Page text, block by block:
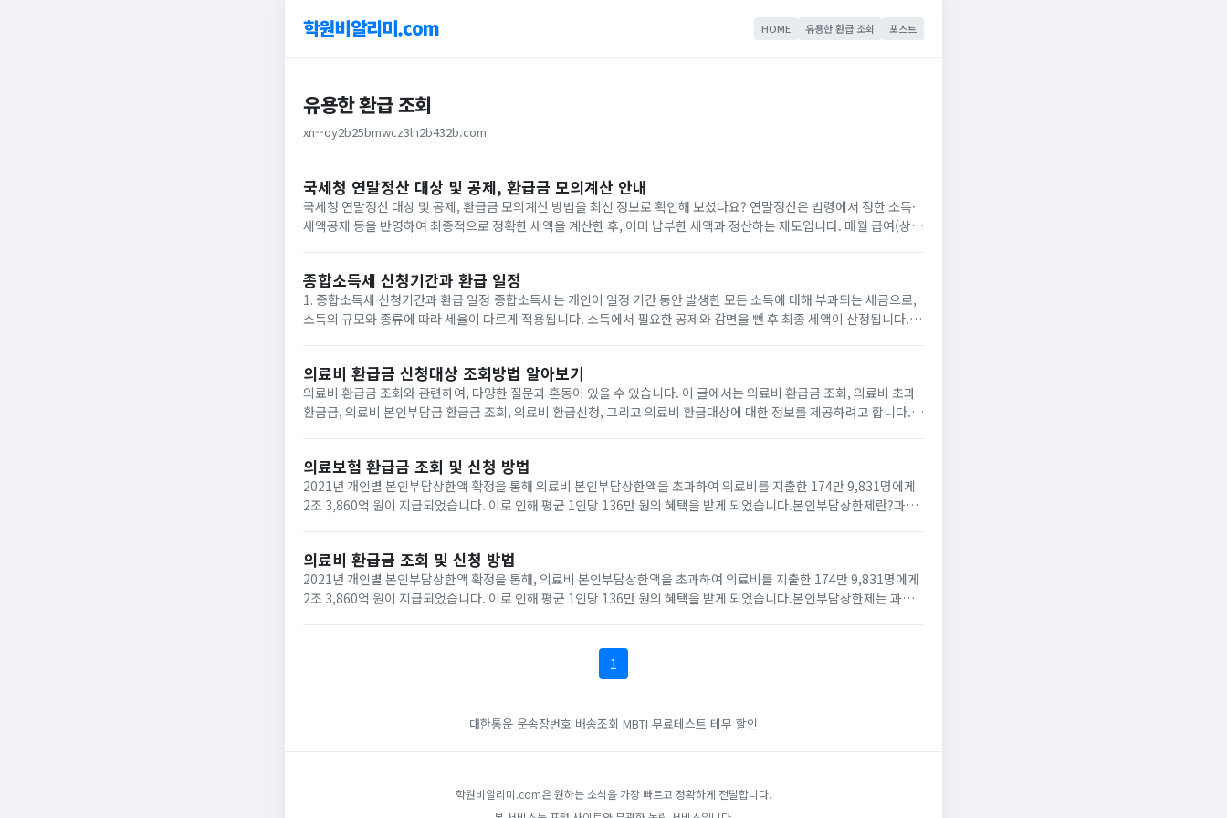
학원비알리미.com HOME 유용한 환급 조회 포스트
유용한 환급 조회
xn--oy2b25bmwcz3ln2b432b.com
국세청 연말정산 대상 및 공제, 환급금 모의계산 안내
국세청 연말정산 대상 및 공제, 환급금 모의계산 방법을 최신 정보로 확인해 보셨나요? 연말정산은 법령에서 정한 소득·
세액공제 등을 반영하여 최종적으로 정확한 세액을 계산한 후, 이미 납부한 세액과 정산하는 제도입니다. 매월 급여(상여
종합소득세 신청기간과 환급 일정
1. 종합소득세 신청기간과 환급 일정 종합소득세는 개인이 일정 기간 동안 발생한 모든 소득에 대해 부과되는 세금으로,
소득의 규모와 종류에 따라 세율이 다르게 적용됩니다. 소득에서 필요한 공제와 감면을 뺀 후 최종 세액이 산정됩니다. 종
의료비 환급금 신청대상 조회방법 알아보기
의료비 환급금 조회와 관련하여, 다양한 질문과 혼동이 있을 수 있습니다. 이 글에서는 의료비 환급금 조회, 의료비 초과
환급금, 의료비 본인부담금 환급금 조회, 의료비 환급신청, 그리고 의료비 환급대상에 대한 정보를 제공하려고 합니다.의
의료보험 환급금 조회 및 신청 방법
2021년 개인별 본인부담상한액 확정을 통해 의료비 본인부담상한액을 초과하여 의료비를 지출한 174만 9,831명에게
2조 3,860억 원이 지급되었습니다. 이로 인해 평균 1인당 136만 원의 혜택을 받게 되었습니다.본인부담상한제란?과도
의료비 환급금 조회 및 신청 방법
2021년 개인별 본인부담상한액 확정을 통해, 의료비 본인부담상한액을 초과하여 의료비를 지출한 174만 9,831명에게
2조 3,860억 원이 지급되었습니다. 이로 인해 평균 1인당 136만 원의 혜택을 받게 되었습니다.본인부담상한제는 과도
1
대한통운 운송장번호 배송조회 MBTI 무료테스트 테무 할인
학원비알리미.com은 원하는 소식을 가장 빠르고 정확하게 전달합니다.